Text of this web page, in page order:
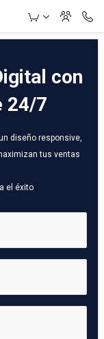
con
24/7
diseño responsive,
tus ventas
el éxito